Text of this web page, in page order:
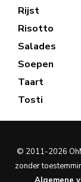
Rijst
Risotto
Salades
Soepen
Taart
Tosti
© 2011-2026
zonder